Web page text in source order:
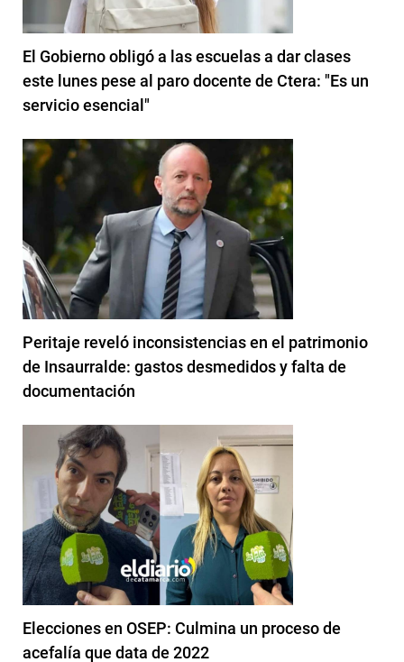
El Gobierno obligó a las escuelas a dar clases
este lunes pese al paro docente de Ctera: "Es un
servicio esencial"
Peritaje reveló inconsistencias en el patrimonio
de Insaurralde: gastos desmedidos y falta de
documentación
Elecciones en OSEP: Culmina un proceso de
acefalía que data de 2022